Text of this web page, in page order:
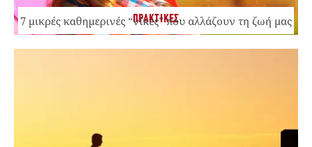
ΠΡΑΚΤΙΚΕΣ
7 μικρές καθημερινές “νίκες” που αλλάζουν τη ζωή μας